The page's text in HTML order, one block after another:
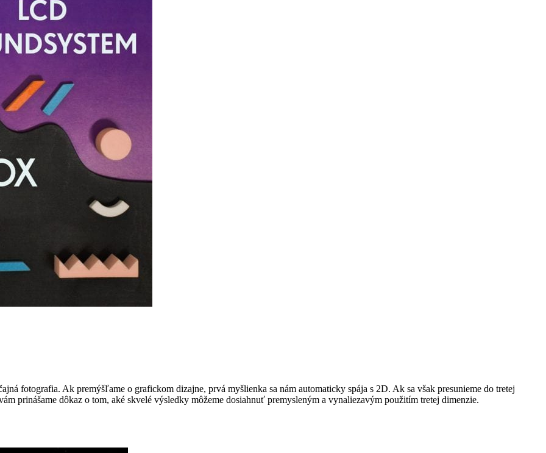
fotografia. Ak premýšľame o grafickom dizajne, prvá myšlienka sa nám automaticky spája s 2D. Ak sa však presunieme do tretej
prinášame dôkaz o tom, aké skvelé výsledky môžeme dosiahnuť premysleným a vynaliezavým použitím tretej dimenzie.